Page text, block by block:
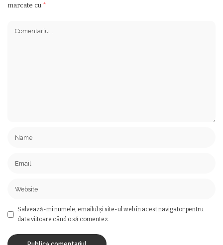
marcate cu *
Salvează-mi numele, emailul și site-ul web în acest navigator pentru
data viitoare când o să comentez.